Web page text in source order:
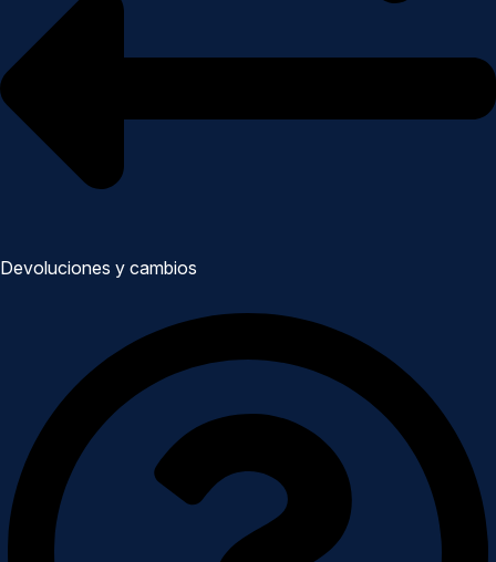
Devoluciones y cambios